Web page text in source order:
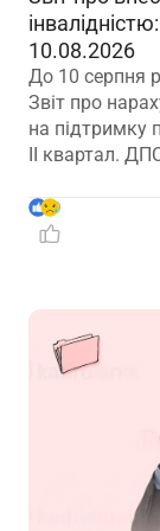
10.08.2026
До 10 серпня
Звіт про
на підтримку
ІІ квартал.
далі
9